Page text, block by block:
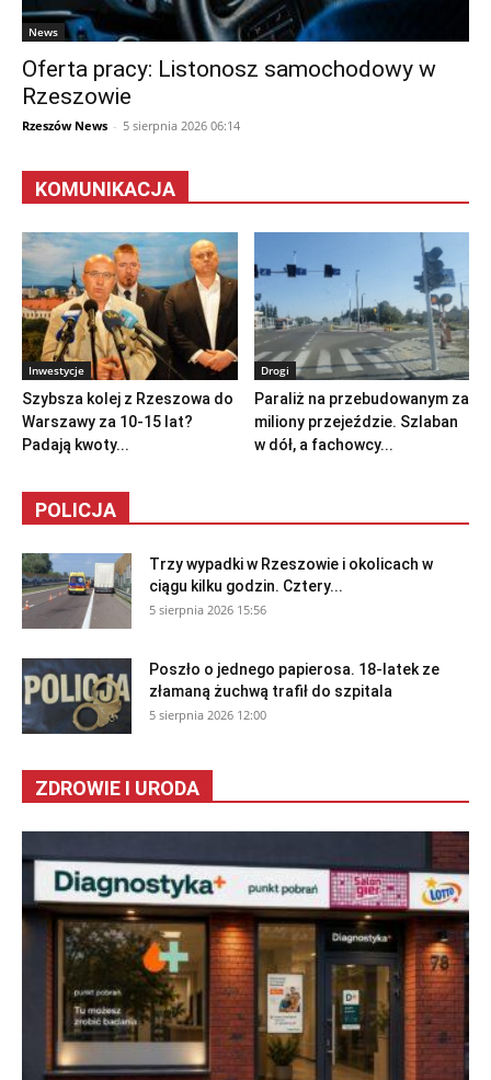
News
Oferta pracy: Listonosz samochodowy w
Rzeszowie
Rzeszów News - 5 sierpnia 2026 06:14
KOMUNIKACJA
Inwestycje
Szybsza kolej z Rzeszowa do
Warszawy za 10-15 lat?
Padają kwoty...
Drogi
Paraliż na przebudowanym za
miliony przejeździe. Szlaban
w dół, a fachowcy...
POLICJA
Trzy wypadki w Rzeszowie i okolicach w
ciągu kilku godzin. Cztery...
5 sierpnia 2026 15:56
Poszło o jednego papierosa. 18-latek ze
złamaną żuchwą trafił do szpitala
5 sierpnia 2026 12:00
ZDROWIE I URODA